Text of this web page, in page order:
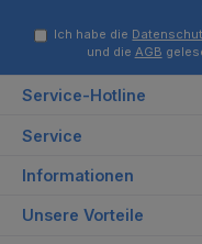
Ich habe die
und die AGB
Service-Hotline
Service
Informationen
Unsere Vorteile